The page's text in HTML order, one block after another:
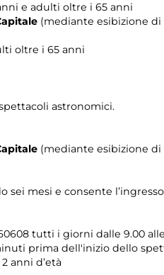
e adulti oltre i 65 anni
(mediante esibizione
oltre i 65 anni
astronomici.
(mediante esibizione
sei mesi e consente
tutti i giorni dalle 9.00 alle
prima dell'inizio dello
anni d’età